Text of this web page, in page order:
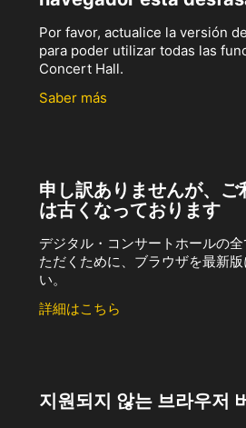
Por favor, actualice la versión
para poder utilizar todas las
Concert Hall.
Saber más
申し訳ありませんが、ご
は古くなっております
デジタル・コンサートホールの
ただくために、ブラウザを最新
い。
詳細はこちら
지원되지 않는 브라우저